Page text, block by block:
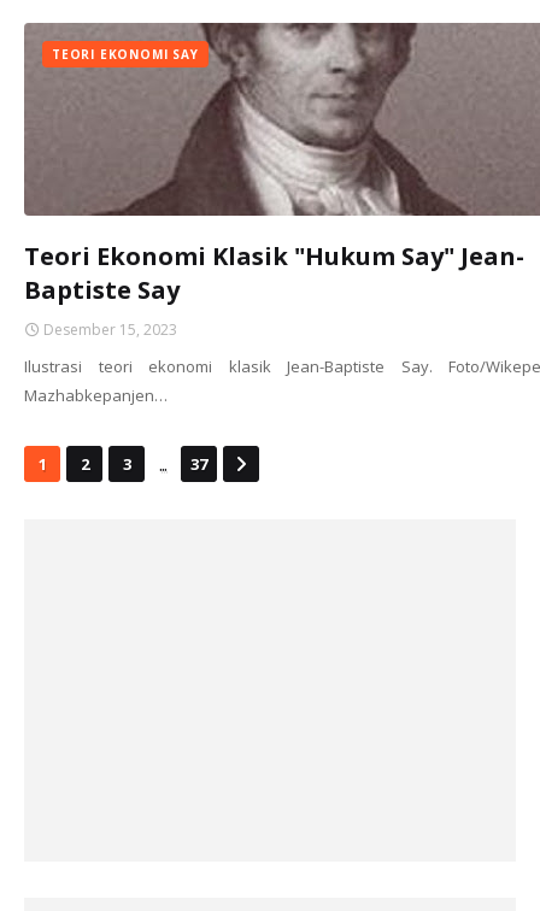
TEORI EKONOMI SAY
Teori Ekonomi Klasik "Hukum Say" Jean-
Baptiste Say
Desember 15, 2023
Ilustrasi teori ekonomi klasik Jean-Baptiste Say. Foto/
Mazhabkepanjen…
1 2 3 ... 37